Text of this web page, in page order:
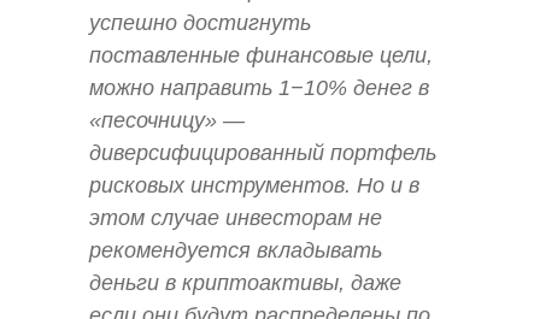
успешно достигнуть
поставленные финансовые цели,
можно направить 1−10% денег в
«песочницу» —
диверсифицированный портфель
рисковых инструментов. Но и в
этом случае инвесторам не
рекомендуется вкладывать
деньги в криптоактивы, даже